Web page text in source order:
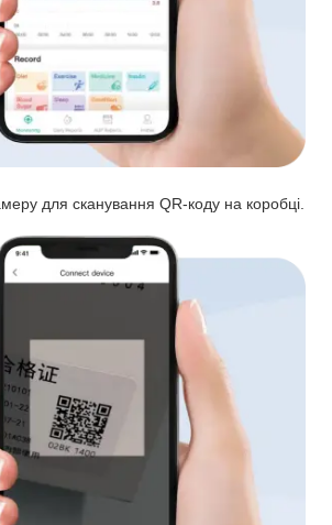
для сканування QR-коду на коробці.